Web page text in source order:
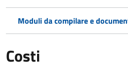
Moduli da compilare e
Costi